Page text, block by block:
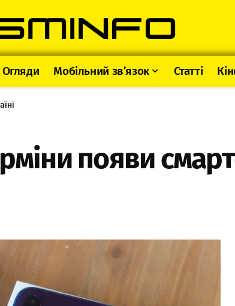
Огляди Мобільний зв’язок Статті
появи